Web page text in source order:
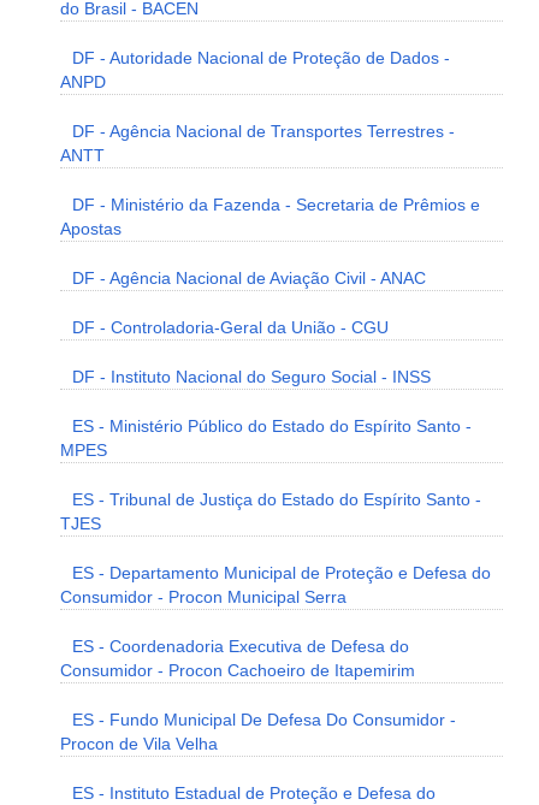
do Brasil - BACEN
DF - Autoridade Nacional de Proteção de Dados -
ANPD
DF - Agência Nacional de Transportes Terrestres -
ANTT
DF - Ministério da Fazenda - Secretaria de Prêmios e
Apostas
DF - Agência Nacional de Aviação Civil - ANAC
DF - Controladoria-Geral da União - CGU
DF - Instituto Nacional do Seguro Social - INSS
ES - Ministério Público do Estado do Espírito Santo -
MPES
ES - Tribunal de Justiça do Estado do Espírito Santo -
TJES
ES - Departamento Municipal de Proteção e Defesa do
Consumidor - Procon Municipal Serra
ES - Coordenadoria Executiva de Defesa do
Consumidor - Procon Cachoeiro de Itapemirim
ES - Fundo Municipal De Defesa Do Consumidor -
Procon de Vila Velha
ES - Instituto Estadual de Proteção e Defesa do